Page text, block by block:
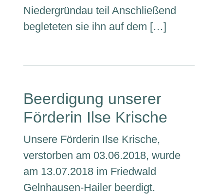
Niedergründau teil Anschließend
begleteten sie ihn auf dem […]
Beerdigung unserer
Förderin Ilse Krische
Unsere Förderin Ilse Krische,
verstorben am 03.06.2018, wurde
am 13.07.2018 im Friedwald
Gelnhausen-Hailer beerdigt.